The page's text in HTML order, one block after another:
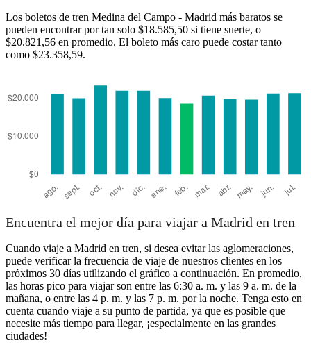
Los boletos de tren Medina del Campo - Madrid más baratos se
pueden encontrar por tan solo $18.585,50 si tiene suerte, o
$20.821,56 en promedio. El boleto más caro puede costar tanto
como $23.358,59.
Encuentra el mejor día para viajar a Madrid en tren
Cuando viaje a Madrid en tren, si desea evitar las aglomeraciones,
puede verificar la frecuencia de viaje de nuestros clientes en los
próximos 30 días utilizando el gráfico a continuación. En promedio,
las horas pico para viajar son entre las 6:30 a. m. y las 9 a. m. de la
mañana, o entre las 4 p. m. y las 7 p. m. por la noche. Tenga esto en
cuenta cuando viaje a su punto de partida, ya que es posible que
necesite más tiempo para llegar, ¡especialmente en las grandes
ciudades!